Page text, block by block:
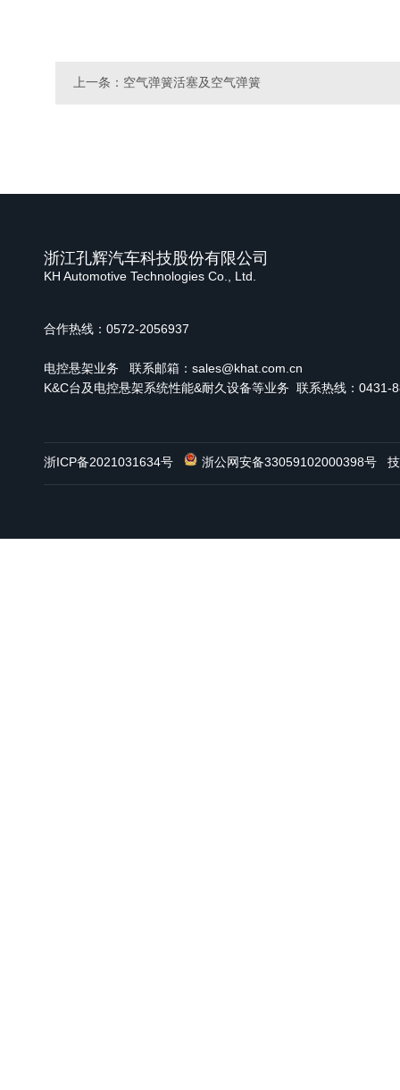
上一条：空气弹簧活塞及空气弹簧
浙江孔辉汽车科技股份有限公司
KH Automotive Technologies Co., Ltd.
合作热线：0572-2056937
电控悬架业务
联系邮箱：sales@khat.com.cn
K&C台及电控悬架系统性能&耐久设备等业务 联系热线：0431-
浙ICP备2021031634号 浙公网安备33059102000398号